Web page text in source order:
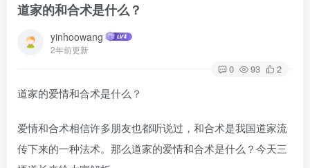
道家的和合术是什么？
yinhoowang
2年前更新
0 93 2
道家的爱情和合术是什么？
爱情和合术相信许多朋友也都听说过，和合术是我国道家流
传下来的一种法术。那么道家的爱情和合术是什么？今天三